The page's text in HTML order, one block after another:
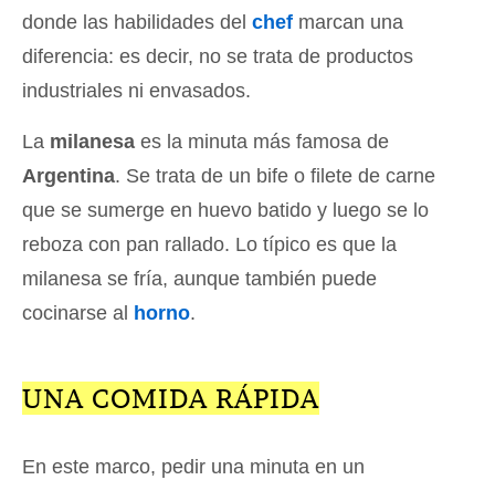
donde las habilidades del chef marcan una
diferencia: es decir, no se trata de productos
industriales ni envasados.
La milanesa es la minuta más famosa de
Argentina. Se trata de un bife o filete de carne
que se sumerge en huevo batido y luego se lo
reboza con pan rallado. Lo típico es que la
milanesa se fría, aunque también puede
cocinarse al horno.
UNA COMIDA RÁPIDA
En este marco, pedir una minuta en un